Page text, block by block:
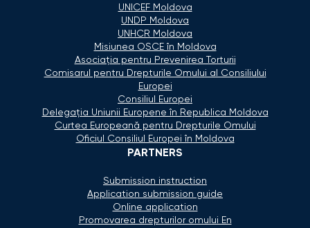
UNICEF Moldova
UNDP Moldova
UNHCR Moldova
Misiunea OSCE în Moldova
Asociaţia pentru Prevenirea Torturii
Comisarul pentru Drepturile Omului al Consiliului
Europei
Consiliul Europei
Delegaţia Uniunii Europene în Republica Moldova
Curtea Europeană pentru Drepturile Omului
Oficiul Consiliul Europei în Moldova
PARTNERS
Submission instruction
Application submission guide
Online application
Promovarea drepturilor omului En